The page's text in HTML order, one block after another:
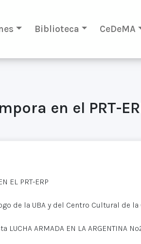
Biblioteca CeDeMA
en el PRT-
EL PRT-ERP
de la UBA y del Centro Cultural de la
ARMADA EN LA ARGENTINA